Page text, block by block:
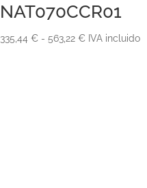
NAT070CCR01
335,44 € - 563,22 €Rango
IVA incluido